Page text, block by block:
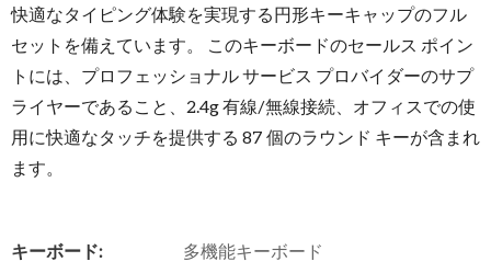
快適なタイピング体験を実現する円形キーキャップのフル
セットを備えています。 このキーボードのセールス ポイン
トには、プロフェッショナル サービス プロバイダーのサプ
ライヤーであること、2.4g 有線/無線接続、オフィスでの使
用に快適なタッチを提供する 87 個のラウンド キーが含まれ
ます。
キーボード:
多機能キーボード